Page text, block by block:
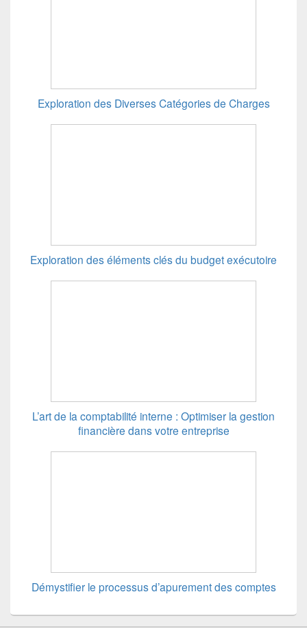
Exploration des Diverses Catégories de Charges
Exploration des éléments clés du budget exécutoire
L’art de la comptabilité interne : Optimiser la gestion
financière dans votre entreprise
Démystifier le processus d’apurement des comptes